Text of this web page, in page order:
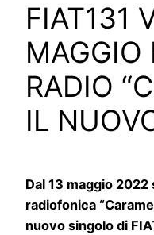
FIAT131
MAGGIO
RADIO
IL
Dal 13 maggio
radiofonica
nuovo singolo di